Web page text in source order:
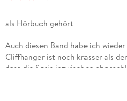
als Hörbuch gehört
Auch diesen Band habe ich
Cliffhanger ist noch krasser als
dass die Serie inzwischen